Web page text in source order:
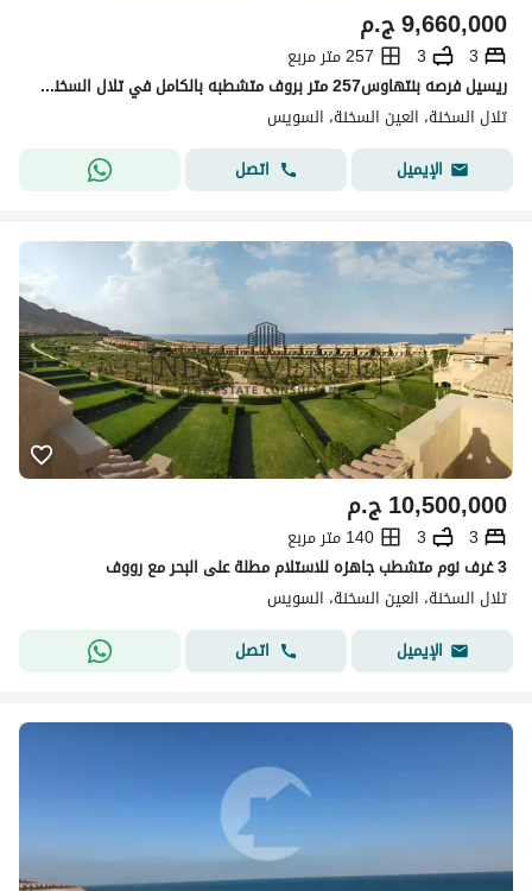
ج.م9,660,000
3
3
257 متر مربع
ريسيل فرصه بنتهاوس257 متر بروف متشطبه بالكامل في تلال السخنه استلام فوري
تلال السخنة، العين السخنة، السويس
الإيميل
اتصل
ج.م10,500,000
3
3
140 متر مربع
3 غرف نوم متشطب جاهزه للاستلام مطلة على البحر مع رووف
تلال السخنة، العين السخنة، السويس
الإيميل
اتصل